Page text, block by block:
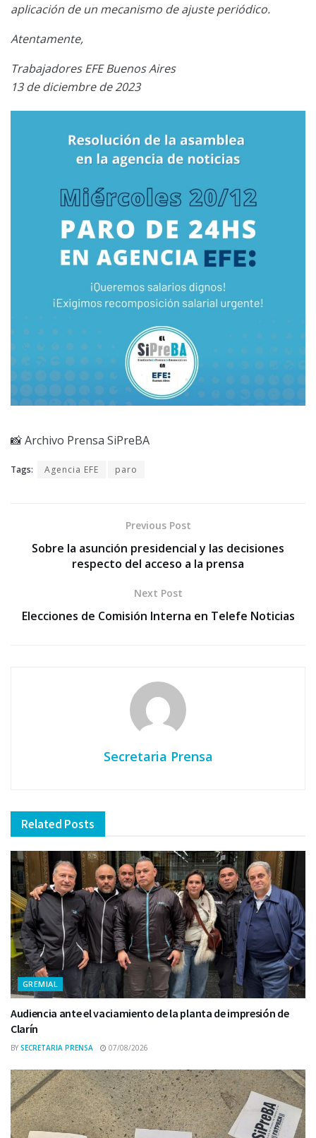
aplicación de un mecanismo de ajuste periódico.
Atentamente,
Trabajadores EFE Buenos Aires
13 de diciembre de 2023
📸 Archivo Prensa SiPreBA
Tags: Agencia EFE paro
Previous Post
Sobre la asunción presidencial y las decisiones
respecto del acceso a la prensa
Next Post
Elecciones de Comisión Interna en Telefe Noticias
Secretaria Prensa
Related Posts
GREMIAL
Audiencia ante el vaciamiento de la planta de impresión de
Clarín
BY SECRETARIA PRENSA 07/08/2026